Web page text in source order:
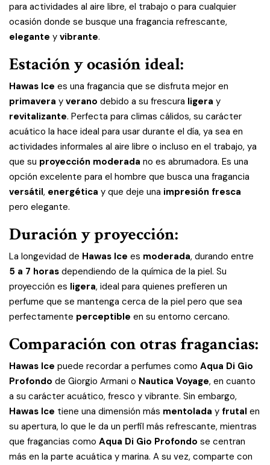
para actividades al aire libre, el trabajo o para cualquier
ocasión donde se busque una fragancia refrescante,
elegante y vibrante.
Estación y ocasión ideal:
Hawas Ice es una fragancia que se disfruta mejor en
primavera y verano debido a su frescura ligera y
revitalizante. Perfecta para climas cálidos, su carácter
acuático la hace ideal para usar durante el día, ya sea en
actividades informales al aire libre o incluso en el trabajo, ya
que su proyección moderada no es abrumadora. Es una
opción excelente para el hombre que busca una fragancia
versátil, energética y que deje una impresión fresca
pero elegante.
Duración y proyección:
La longevidad de Hawas Ice es moderada, durando entre
5 a 7 horas dependiendo de la química de la piel. Su
proyección es ligera, ideal para quienes prefieren un
perfume que se mantenga cerca de la piel pero que sea
perfectamente perceptible en su entorno cercano.
Comparación con otras fragancias:
Hawas Ice puede recordar a perfumes como Aqua Di Gio
Profondo de Giorgio Armani o Nautica Voyage, en cuanto
a su carácter acuático, fresco y vibrante. Sin embargo,
Hawas Ice tiene una dimensión más mentolada y frutal en
su apertura, lo que le da un perfil más refrescante, mientras
que fragancias como Aqua Di Gio Profondo se centran
más en la parte acuática y marina. A su vez, comparte con